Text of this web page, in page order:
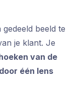
beeld te
je klant. Je
van de
één lens